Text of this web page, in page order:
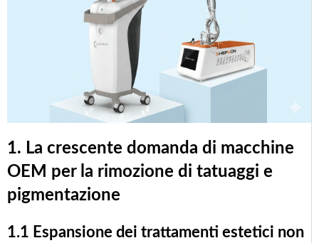
1. La crescente domanda di macchine
OEM per la rimozione di tatuaggi e
pigmentazione
1.1 Espansione dei trattamenti estetici non